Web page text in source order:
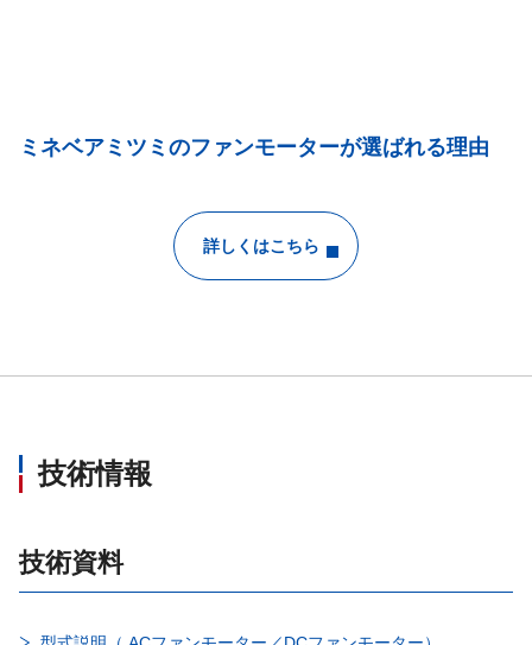
ミネベアミツミのファンモーターが選ばれる理由
詳しくはこちら
技術情報
技術資料